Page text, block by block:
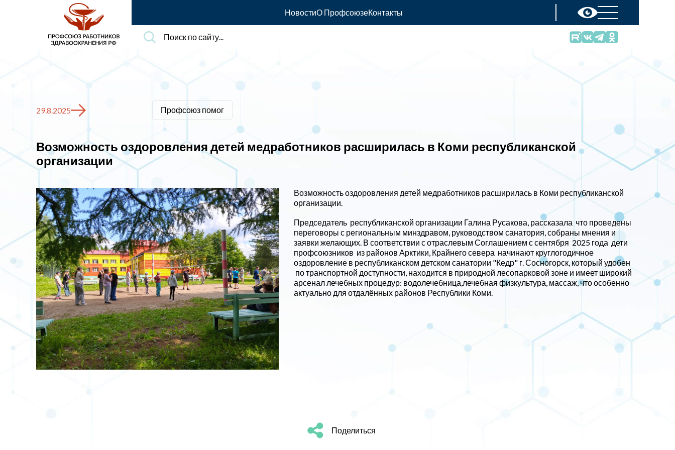
НовостиО ПрофсоюзеКонтакты
Поиск
по
29.8.2025 Профсоюз помог
Возможность оздоровления детей медработников расширилась в Коми республиканской
организации
Возможность оздоровления детей медработников расширилась в Коми республиканской
организации.
Председатель республиканской организации Галина Русакова, рассказала что проведены
переговоры с региональным минздравом, руководством санатория, собраны мнения и
заявки желающих. В соответствии с отраслевым Соглашением с сентября 2025 года дети
профсоюзников из районов Арктики, Крайнего севера начинают круглогодичное
оздоровление в республиканском детском санатории "Кедр" г. Сосногорск, который удобен
по транспортной доступности, находится в природной лесопарковой зоне и имеет широкий
арсенал лечебных процедур: водолечебница,лечебная физкультура, массаж, что особенно
актуально для отдалённых районов Республики Коми.
Поделиться